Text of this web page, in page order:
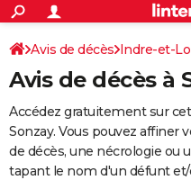
ACTUALITÉS
Politique
Société
Faits Divers
Education
Monde
Villes
+
SPORT
Coupe du monde 2026
Football
Tennis
Cyclisme
Rugby
Forum
Programme TV
TNT
Streaming
Cinéma
Sorties cinéma
Musique
+
FINANCE
Retraite
Epargne
Immobilier
Risques naturels par ville
Assurance
AUTO
Avis de décès Indre-et-
Avis de décès à
Accédez gratuitement sur
Sonzay. Vous pouvez affiner
de décès, une nécrologie ou
tapant le nom d'un défunt